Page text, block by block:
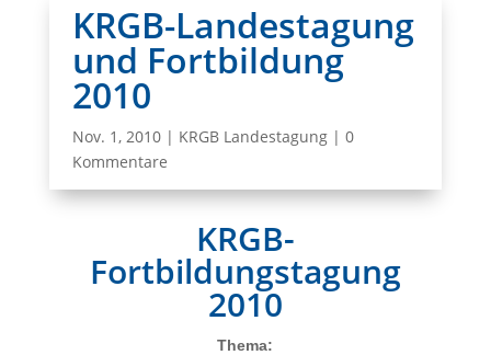
KRGB-Landestagung
und Fortbildung
2010
Nov. 1, 2010| KRGB Landestagung| 0
Kommentare
KRGB-
Fortbildungstagung
2010
Thema: